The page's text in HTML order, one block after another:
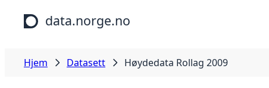
Hopp til hovedinnhold
data.norge.no
Hjem Datasett Høydedata Rollag 2009